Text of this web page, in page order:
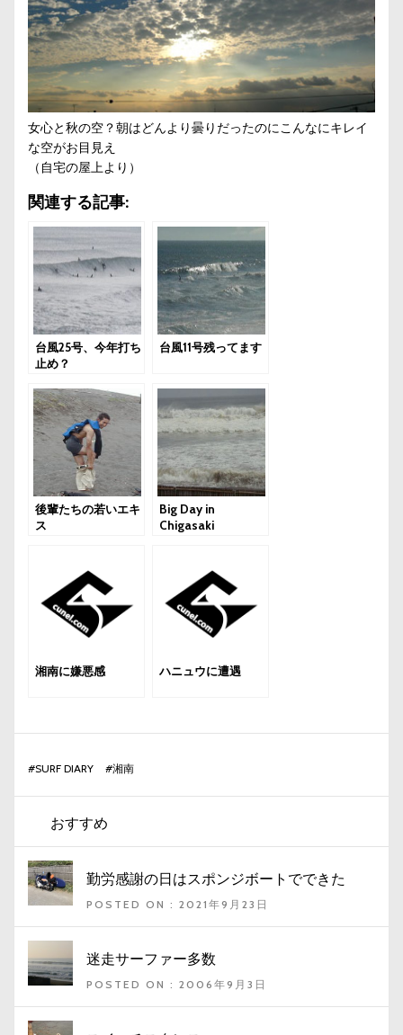
女心と秋の空？朝はどんより曇りだったのにこんなにキレイ
な空がお目見え
（自宅の屋上より）
関連する記事:
台風25号、今年打ち
止め？
台風11号残ってます
後輩たちの若いエキ
ス
Big Day in
Chigasaki
湘南に嫌悪感 ハニュウに遭遇
#SURF DIARY #湘南
おすすめ
勤労感謝の日はスポンジボートでできた
POSTED ON : 2021年9月23日
迷走サーファー多数
POSTED ON : 2006年9月3日